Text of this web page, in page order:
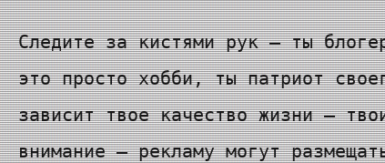
Следите за кистями рук — ты
это просто хобби, ты патриот
зависит твое качество жизни —
внимание — рекламу могут